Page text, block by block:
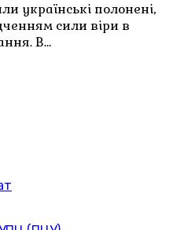
українські полонені,
сили віри в
В…